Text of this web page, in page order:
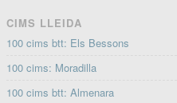
CIMS LLEIDA
100 cims btt: Els Bessons
100 cims: Moradilla
100 cims btt: Almenara